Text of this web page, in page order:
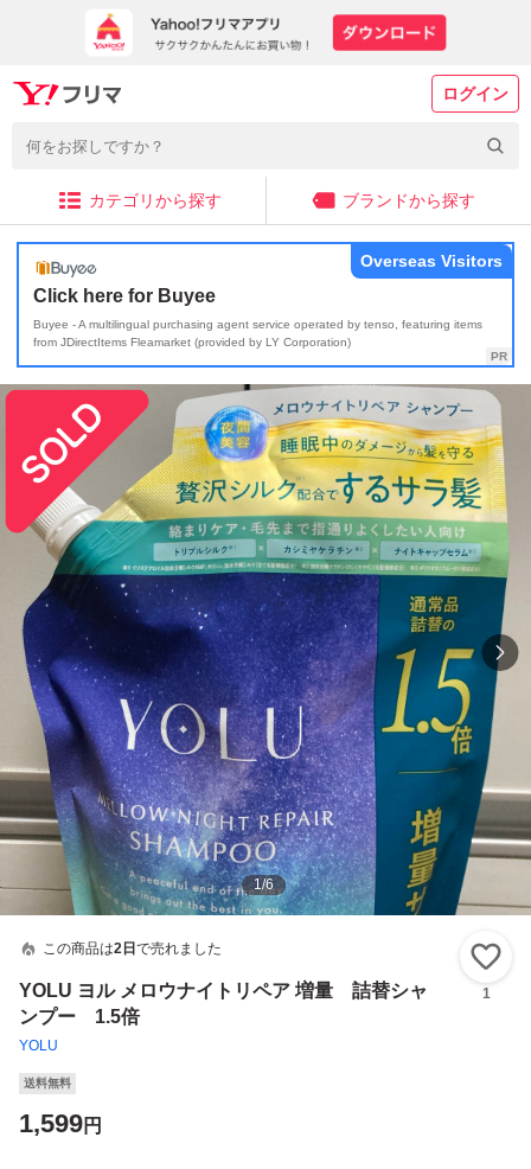
ログイン
カテゴリから探す ブランドから探す
Click here for Buyee
Buyee - A multilingual purchasing agent service operated by tenso, featuring items
from JDirectItems Fleamarket (provided by LY Corporation)
Overseas Visitors
1/6
この商品は2日 で売れました
YOLU ヨル メロウナイトリペア 増量 詰替シャ
ンプー 1.5倍
YOLU
1
送料無料
1,599円